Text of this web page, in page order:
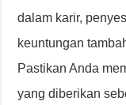
dalam karir,
keuntungan
Pastikan Anda
yang diberikan